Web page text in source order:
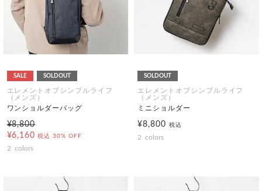
SALE SOLDOUT
エレメントオブシンプルライフ
（メンズ）
ワンショルダーバッグ
¥8,800
¥6,160 税込 30% OFF
2 colors
SOLDOUT
エレメントオブシンプルライフ
（メンズ）
ミニショルダー
¥8,800 税込
2 colors